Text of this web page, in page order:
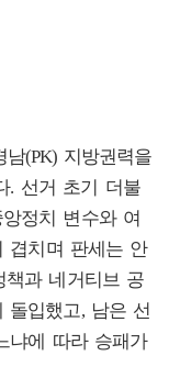
남(PK) 지방권력을
. 선거 초기 더불
정치 변수와 여
겹치며 판세는 안
책과 네거티브 공
돌입했고, 남은 선
냐에 따라 승패가